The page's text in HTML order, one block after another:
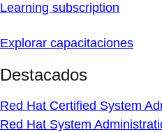
Learning subscription
Explorar capacitaciones
Destacados
Red Hat Certified System
Red Hat System